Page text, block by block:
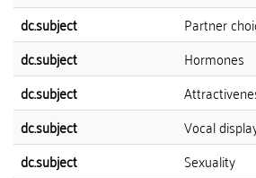
dc.subject
Partner
dc.subject
Hormones
dc.subject
dc.subject
Vocal
dc.subject
Sexuality